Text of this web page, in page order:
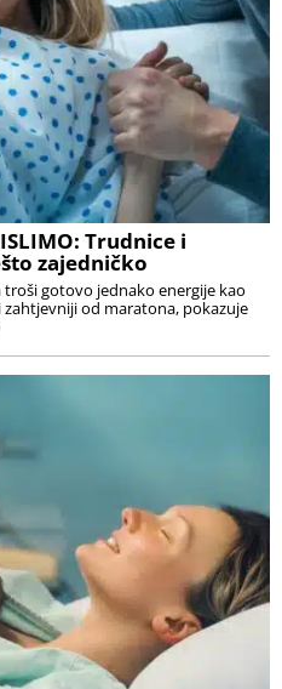
Trudnice i
zajedničko
gotovo jednako energije kao
od maratona, pokazuje